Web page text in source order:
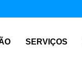
SERVIÇOS